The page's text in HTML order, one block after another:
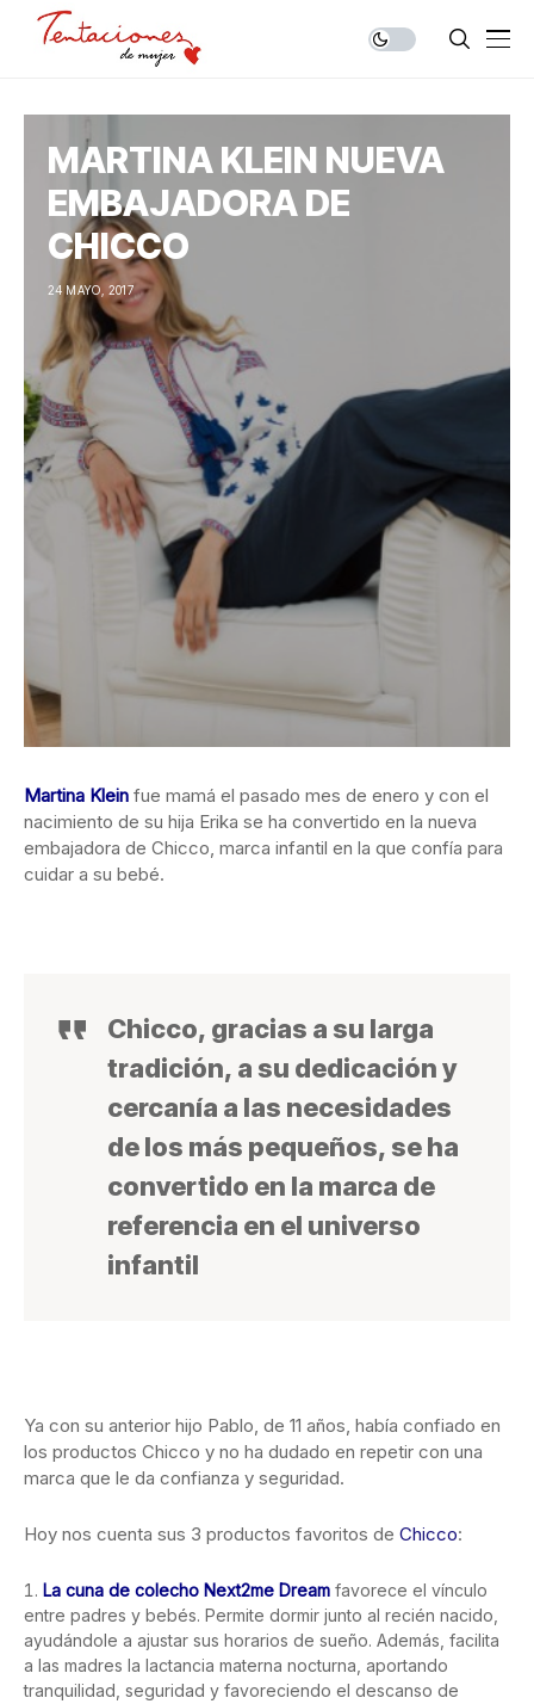
MARTINA KLEIN NUEVA
EMBAJADORA DE
CHICCO
24 MAYO, 2017
Martina Klein fue mamá el pasado mes de enero y con el
nacimiento de su hija Erika se ha convertido en la nueva
embajadora de Chicco, marca infantil en la que confía para
cuidar a su bebé.
Chicco, gracias a su larga
tradición, a su dedicación y
cercanía a las necesidades
de los más pequeños, se ha
convertido en la marca de
referencia en el universo
infantil
Ya con su anterior hijo Pablo, de 11 años, había confiado en
los productos Chicco y no ha dudado en repetir con una
marca que le da confianza y seguridad.
Hoy nos cuenta sus 3 productos favoritos de Chicco:
La cuna de colecho Next2me Dream favorece el vínculo
entre padres y bebés. Permite dormir junto al recién nacido,
ayudándole a ajustar sus horarios de sueño. Además, facilita
a las madres la lactancia materna nocturna, aportando
tranquilidad, seguridad y favoreciendo el descanso de